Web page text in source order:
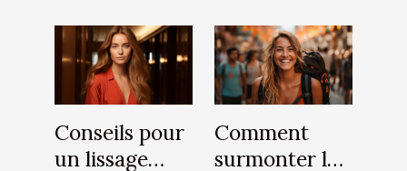
Conseils pour
un lissage
Comment
surmonter le